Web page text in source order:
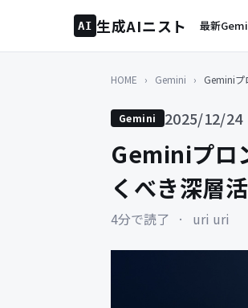
AI 生成AIニスト 最新
HOME › Gemini › Geminiプ
Gemini 2025/12/24
Geminiプロ
くべき深層
4分で読了 · uri uri